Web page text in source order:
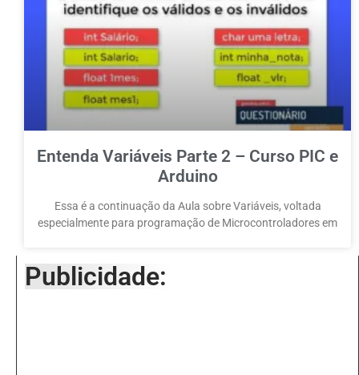
Entenda Variáveis Parte 2 – Curso PIC e
Arduino
Essa é a continuação da Aula sobre Variáveis, voltada
especialmente para programação de Microcontroladores em
Publicidade: